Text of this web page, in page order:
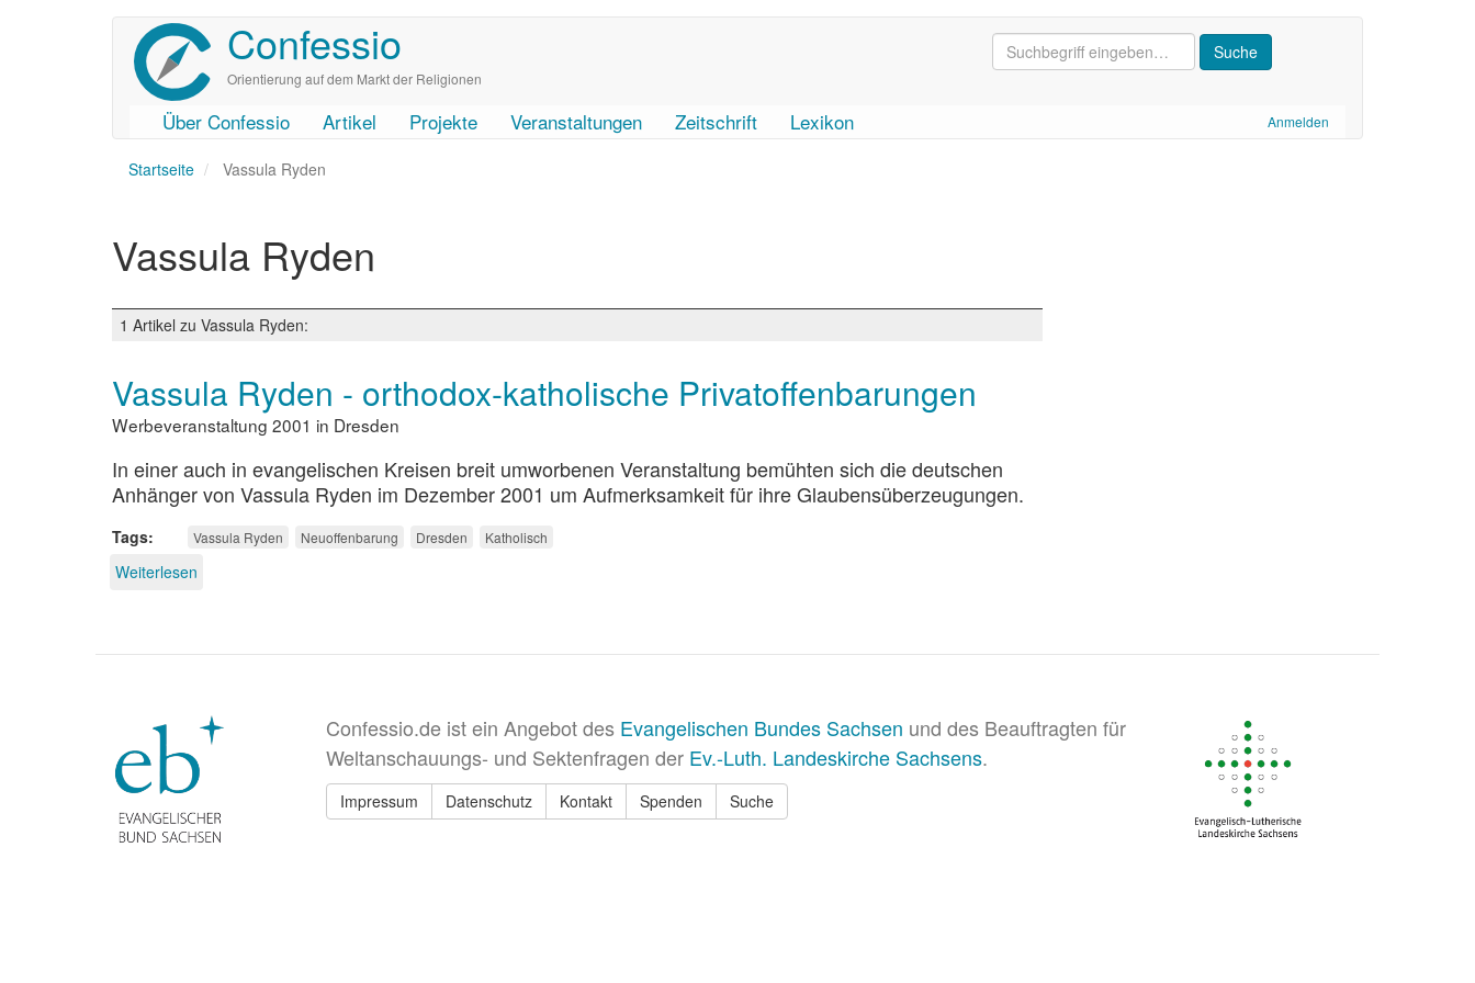
Confessio
Orientierung auf dem Markt der Religionen
User
account
Anmelden
Main
navigation
Über Confessio Artikel Projekte Veranstaltungen Zeitschrift Lexikon
Startseite Vassula Ryden
Vassula Ryden
1 Artikel zu Vassula Ryden:
Vassula Ryden - orthodox-katholische Privatoffenbarungen
Werbeveranstaltung 2001 in Dresden
In einer auch in evangelischen Kreisen breit umworbenen Veranstaltung bemühten sich die deutschen
Anhänger von Vassula Ryden im Dezember 2001 um Aufmerksamkeit für ihre Glaubensüberzeugungen.
Tags Vassula Ryden Neuoffenbarung Dresden Katholisch
Weiterlesen
orthodox-
Confessio.de ist ein Angebot des Evangelischen Bundes Sachsen und des Beauftragten für
Weltanschauungs- und Sektenfragen der Ev.-Luth. Landeskirche Sachsens.
Impressum Datenschutz Kontakt Spenden Suche